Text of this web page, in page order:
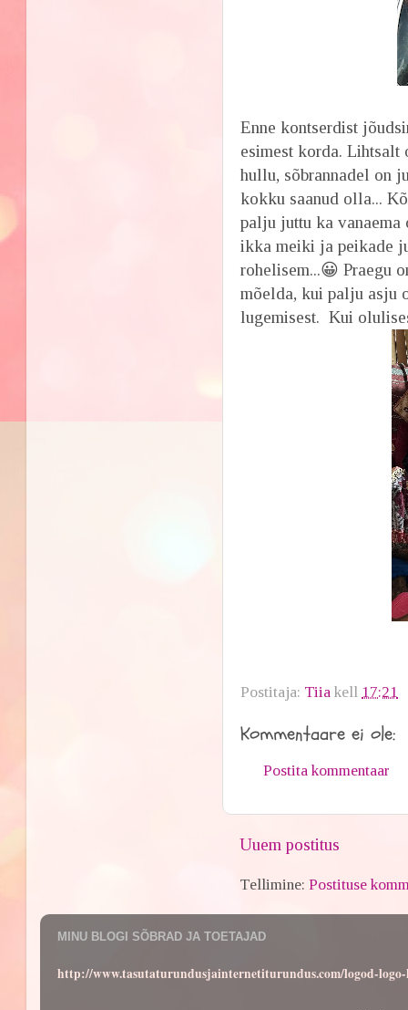
Enne kontserdist
esimest korda. Lihtsalt
hullu, sõbrannadel on
kokku saanud olla...
palju juttu ka
ikka meiki ja peikade
rohelisem...😀 Praegu
mõelda, kui palju asju
lugemisest. Kui
Postitaja: Tiia kell 17:21
Kommentaare ei ole:
Postita kommentaar
Uuem postitus
Tellimine:Postituse
MINU BLOGI SÕBRAD JA TOETAJAD
http://www.tasutaturundusjainternetiturundus.com/logod-